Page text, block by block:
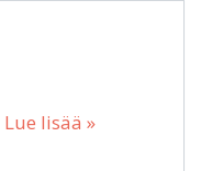
Lue lisää »